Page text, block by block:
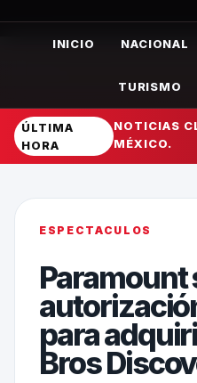
INICIO NACIONAL
TURISMO
ÚLTIMA
HORA
NOTICIAS
MÉXICO.
ESPECTACULOS
Paramount
para
Bros